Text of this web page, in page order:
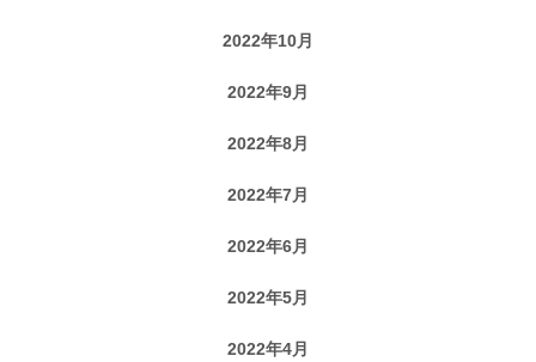
2022年10月
2022年9月
2022年8月
2022年7月
2022年6月
2022年5月
2022年4月